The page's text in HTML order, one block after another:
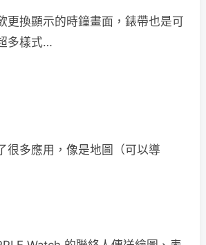
更換顯示的時鐘畫面，錶帶也是可
多樣式…
很多應用，像是地圖（可以導